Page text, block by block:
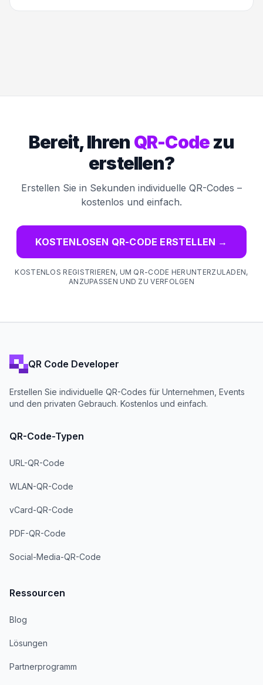
Bereit, Ihren QR-Codezu
erstellen?
Erstellen Sie in Sekunden individuelle QR-Codes –
kostenlos und einfach.
KOSTENLOSEN QR-CODE ERSTELLEN →
KOSTENLOS REGISTRIEREN, UM QR-CODE HERUNTERZULADEN,
ANZUPASSEN UND ZU VERFOLGEN
QR Code Developer
Erstellen Sie individuelle QR-Codes für Unternehmen, Events
und den privaten Gebrauch. Kostenlos und einfach.
QR-Code-Typen
URL-QR-Code
WLAN-QR-Code
vCard-QR-Code
PDF-QR-Code
Social-Media-QR-Code
Ressourcen
Blog
Lösungen
Partnerprogramm